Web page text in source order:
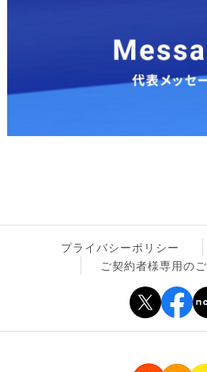
プライバシーポリシー
ご契約者様専用の